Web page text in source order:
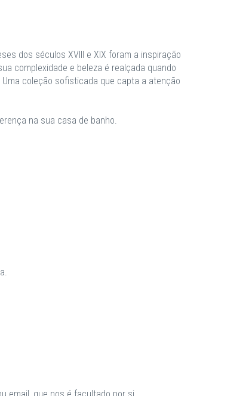
dos séculos XVIII e XIX foram a inspiração
complexidade e beleza é realçada quando
coleção sofisticada que capta a atenção
na sua casa de banho.